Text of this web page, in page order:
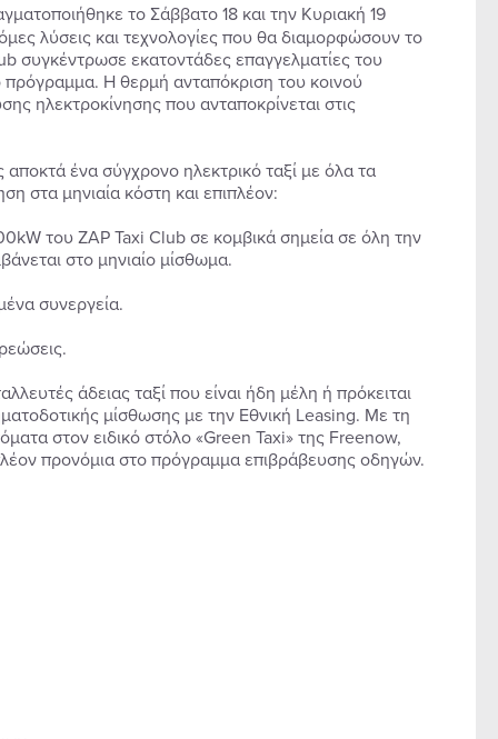
το Σάββατο 18 και την Κυριακή 19
λύσεις και τεχνολογίες που θα διαμορφώσουν το
συγκέντρωσε εκατοντάδες επαγγελματίες του
Η θερμή ανταπόκριση του κοινού
ηλεκτροκίνησης που ανταποκρίνεται στις
ένα σύγχρονο ηλεκτρικό ταξί με όλα τα
στα μηνιαία κόστη και επιπλέον:
του ZAP Taxi Club σε κομβικά σημεία σε όλη την
στο μηνιαίο μίσθωμα.
συνεργεία.
άδειας ταξί που είναι ήδη μέλη ή πρόκειται
μίσθωσης με την Εθνική Leasing. Με τη
στον ειδικό στόλο «Green Taxi» της Freenow,
προνόμια στο πρόγραμμα επιβράβευσης οδηγών.